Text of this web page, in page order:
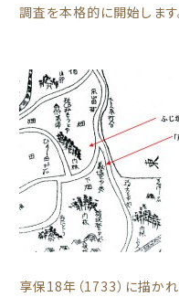
調査を本格的に開始します
享保18年（1733）に描か